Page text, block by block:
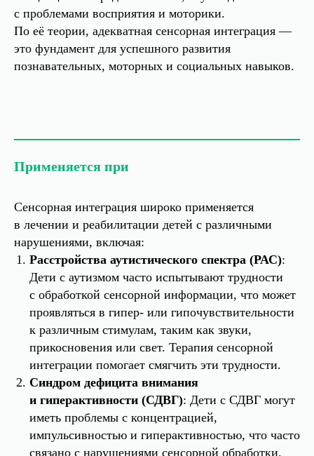
с проблемами восприятия и моторики.
По её теории, адекватная сенсорная интеграция —
это фундамент для успешного развития
познавательных, моторных и социальных навыков.
Применяется при
Сенсорная интеграция широко применяется
в лечении и реабилитации детей с различными
нарушениями, включая:
Расстройства аутистического спектра (РАС):
Дети с аутизмом часто испытывают трудности
с обработкой сенсорной информации, что может
проявляться в гипер- или гипочувствительности
к различным стимулам, таким как звуки,
прикосновения или свет. Терапия сенсорной
интеграции помогает смягчить эти трудности.
Синдром дефицита внимания
и гиперактивности (СДВГ): Дети с СДВГ могут
иметь проблемы с концентрацией,
импульсивностью и гиперактивностью, что часто
связано с нарушениями сенсорной обработки.